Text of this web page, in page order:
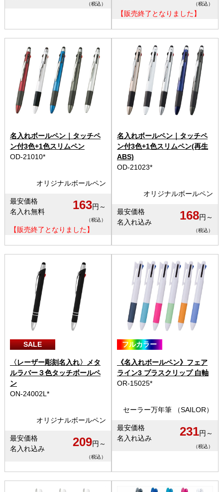
（税込） （税込）
【販売終了となりました】
名入れボールペン｜タッチペ
ン付3色+1色スリムペン
OD-21010*
オリジナルボールペン
最安価格
名入れ無料
163円～
（税込）
【販売終了となりました】
名入れボールペン｜タッチペ
ン付3色+1色スリムペン(再生
ABS)
OD-21023*
オリジナルボールペン
最安価格
名入れ込み
168円～
（税込）
SALE
〈レーザー彫刻名入れ〉メタ
ルラバー３色タッチボールペ
ン
ON-24002L*
オリジナルボールペン
最安価格
名入れ込み
209円～
（税込）
フルカラー
《名入れボールペン》フェア
ライン3 プラスクリップ 白軸
OR-15025*
セーラー万年筆 （SAILOR）
最安価格
名入れ込み
231円～
（税込）